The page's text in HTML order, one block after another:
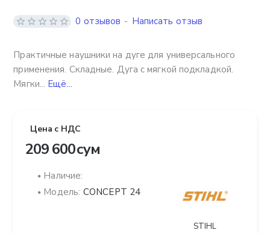
Практичные наушники на дуге для универсального
применения. Складные. Дуга с мягкой подкладкой.
Мягки... Ещё...
0 отзывов - Написать отзыв
Цена с НДС
209 600 сум
Наличие:
Модель: CONCEPT 24
STIHL